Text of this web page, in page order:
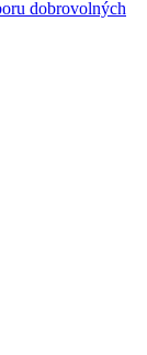
dobrovolných